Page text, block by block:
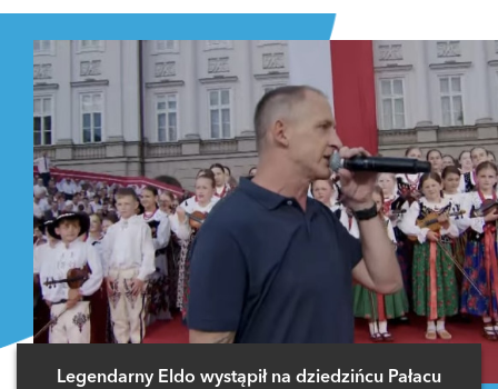
Legendarny Eldo wystąpił na dziedzińcu Pałacu